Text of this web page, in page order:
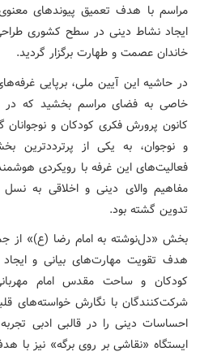
مراسم با هدف تعمیق پیوندهای
ایجاد نشاط دینی در سطح کشوری
خاندان عصمت و طهارت برگزار گردید.
در حاشیه این آیین ملی، برپایی
خاصی به فضای مراسم بخشید که در
کانون‌ پرورش فکری کودکان و
و نوجوان، به یکی از پرترددترین
فعالیت‌های این غرفه با رویکردی
مفاهیم والای دینی و اخلاقی به نسل
تدوین گشته بود.
بخش «دل‌نوشته به امام رضا (ع)» از
هدف تقویت مهارت‌های بیانی و
کودکان و ساحت مقدس امام
شرکت‌کنندگان با نگارش خواسته‌های
احساسات دینی را در قالبی ادبی
ایستگاه «نقاشی بر روی برگه» نیز